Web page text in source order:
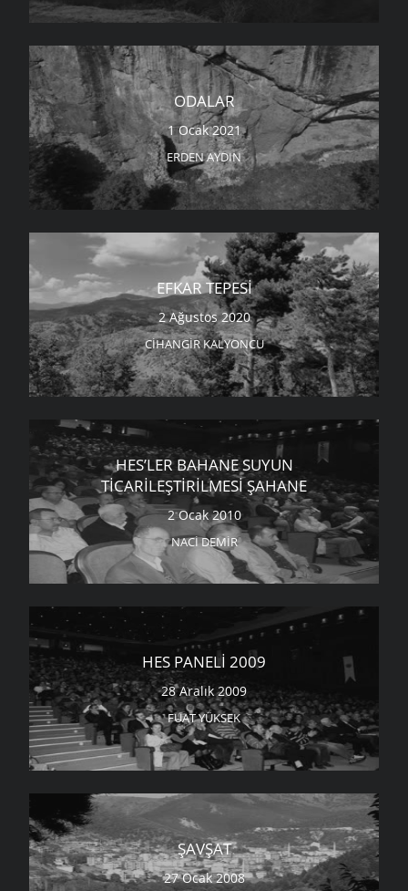
ODALAR
1 Ocak 2021
ERDEN AYDIN
EFKAR TEPESI
2 Ağustos 2020
CIHANGIR KALYONCU
HES’LER BAHANE SUYUN
TICARILEŞTIRILMESI ŞAHANE
2 Ocak 2010
NACI DEMIR
HES PANELI 2009
28 Aralık 2009
FUAT YÜKSEK
ŞAVŞAT
27 Ocak 2008